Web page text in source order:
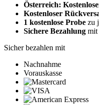
Österreich:
Kostenloser
1 kostenlose Probe zu
Sichere Bezahlung mit
Sicher bezahlen mit
Nachnahme
Vorauskasse